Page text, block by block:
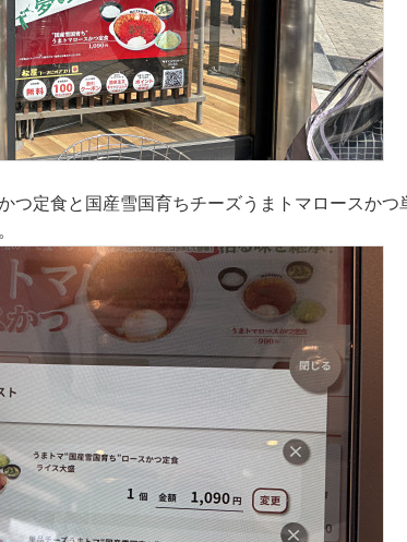
つ定食と国産雪国育ちチーズうまトマロースかつ